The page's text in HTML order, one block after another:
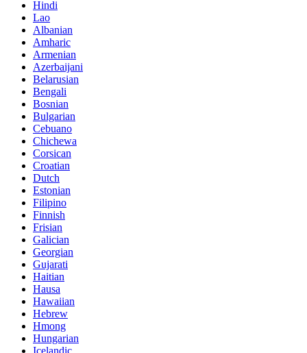
Hindi
Lao
Albanian
Amharic
Armenian
Azerbaijani
Belarusian
Bengali
Bosnian
Bulgarian
Cebuano
Chichewa
Corsican
Croatian
Dutch
Estonian
Filipino
Finnish
Frisian
Galician
Georgian
Gujarati
Haitian
Hausa
Hawaiian
Hebrew
Hmong
Hungarian